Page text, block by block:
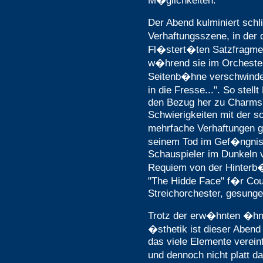
Der Abend kulminiert
Verhaftungsszene, in
Fl�stert�ten
w�hrend sie im
Seitenb�hne
in die Fresse...". So
den Bezug her zu
Schwierigkeiten mit der
mehrfache
seinem Tod im
Schauspieler im Dunkeln
Requiem von der
"The Hidde Face" f�r
Streichorchester,
Trotz der erw�hnten
�sthetik ist dieser
das viele Elemente
und dennoch nicht platt